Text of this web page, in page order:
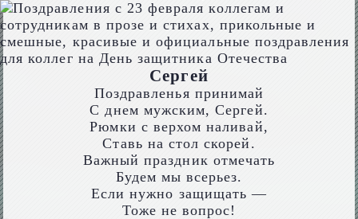
Сергей
Поздравленья принимай
С днем мужским, Сергей.
Рюмки с верхом наливай,
Ставь на стол скорей.
Важный праздник отмечать
Будем мы всерьез.
Если нужно защищать —
Тоже не вопрос!